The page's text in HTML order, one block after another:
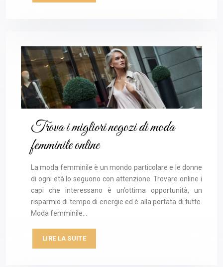
Trova i migliori negozi di moda
femminile online
La moda femminile è un mondo particolare e le donne
di ogni età lo seguono con attenzione. Trovare online i
capi che interessano è un’ottima opportunità, un
risparmio di tempo di energie ed è alla portata di tutte.
Moda femminile…
LIRE LA SUITE